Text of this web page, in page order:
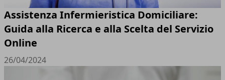
Assistenza Infermieristica Domiciliare:
Guida alla Ricerca e alla Scelta del Servizio
Online
26/04/2024